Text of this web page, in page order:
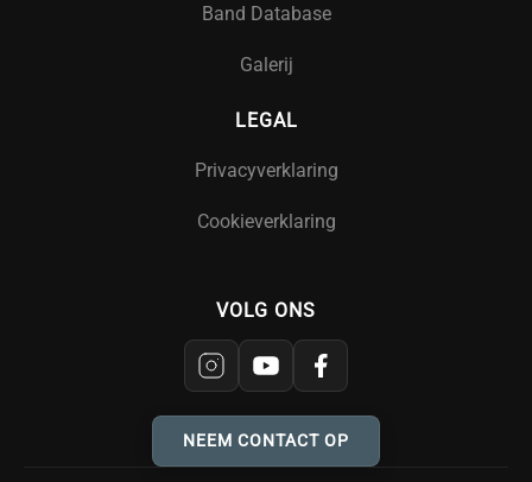
Band Database
Galerij
LEGAL
Privacyverklaring
Cookieverklaring
VOLG ONS
NEEM CONTACT OP